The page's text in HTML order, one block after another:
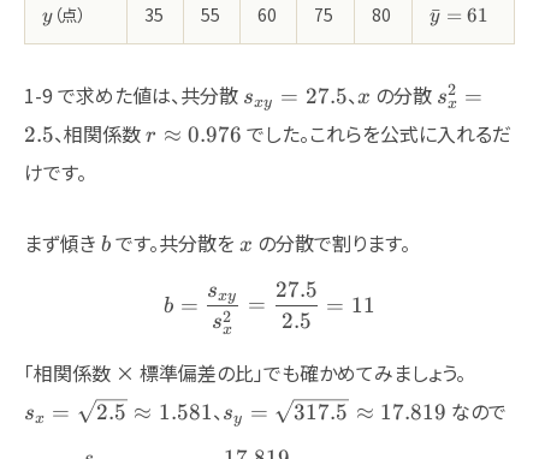
y
y（点） 35 55 60 75 80 \bar{y}=61
y
ˉ = 61
1-9 で求めた値は、共分散 s_{xy}=27.5
sxy = 27.5、x
x の分散 sx
2 =
2.5、相関係数r\approx
r ≈ 0.976 でした。これらを公式に入れるだ
けです。
まず傾き b
b です。共分散を x
x の分散で割ります。
b =
b =
sx
2
sxy =
2.5
27.5
= 11
「相関係数 × 標準偏差の比」でも確かめてみましょう。
sx = 2.5 ≈ 1.581、 s_y=\sqrt{317.5}\approx
17.819
sy = 317.5 ≈ 17.819 なので